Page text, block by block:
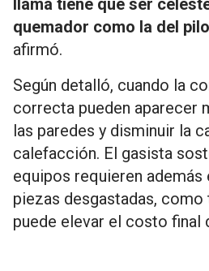
llama tiene que ser
quemador como la del
afirmó.
Según detalló, cuando la
correcta pueden aparecer
las paredes y disminuir la
calefacción. El gasista
equipos requieren
piezas desgastadas,
puede elevar el costo final